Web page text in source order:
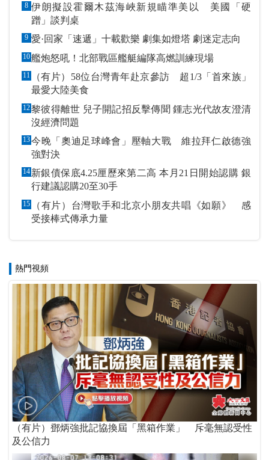
8 伊朗擬設霍爾木茲海峽新規瞄準美以 美國「硬
蹭」談判桌
9 愛·回家「速遞」十載歡樂 劇集如燈塔 劇迷定志向
10艦炮怒吼！北部戰區艦艇編隊高燃訓練現場
11
（有片）58位台灣青年赴京參訪 超1/3「首來族」
最愛大陸美食
12黎彼得離世 兒子開記招反擊傳聞 鍾志光代故友澄清
沒經濟問題
13今晚「奧迪足球峰會」壓軸大戰 維拉拜仁啟德強
強對決
14 新銀債保底4.25厘歷來第二高 本月21日開始認購 銀
行建議認購20至30手
15
（有片）台灣歌手和北京小朋友共唱《如願》 感
受接棒式傳承力量
熱門視頻
（有片）鄧炳強批記協換屆「黑箱作業」 斥毫無認受性
及公信力